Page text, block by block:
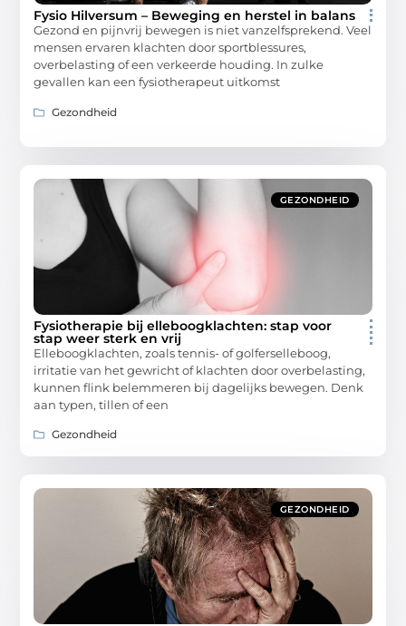
Fysio Hilversum – Beweging en herstel in balans
Gezond en pijnvrij bewegen is niet vanzelfsprekend. Veel
mensen ervaren klachten door sportblessures,
overbelasting of een verkeerde houding. In zulke
gevallen kan een fysiotherapeut uitkomst
Gezondheid
GEZONDHEID
Fysiotherapie bij elleboogklachten: stap voor
stap weer sterk en vrij
Elleboogklachten, zoals tennis- of golferselleboog,
irritatie van het gewricht of klachten door overbelasting,
kunnen flink belemmeren bij dagelijks bewegen. Denk
aan typen, tillen of een
Gezondheid
GEZONDHEID